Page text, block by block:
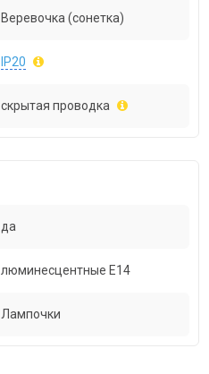
Веревочка (сонетка)
IP20
скрытая проводка
да
люминесцентные E14
Лампочки